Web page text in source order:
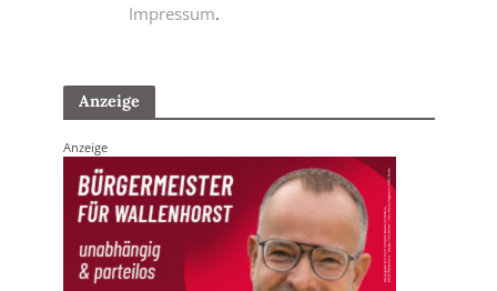
Impressum.
Anzeige
Anzeige